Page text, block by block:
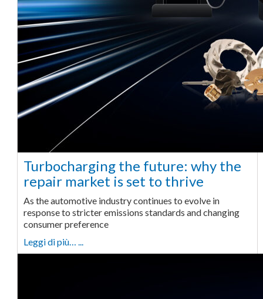
Turbocharging the future: why the
repair market is set to thrive
As the automotive industry continues to evolve in
response to stricter emissions standards and changing
consumer preference
Leggi di più… ...